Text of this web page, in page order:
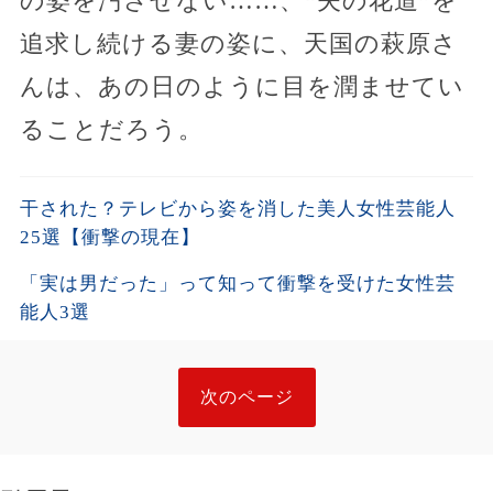
追求し続ける妻の姿に、天国の萩原さ
んは、あの日のように目を潤ませてい
ることだろう。
干された？テレビから姿を消した美人女性芸能人
25選【衝撃の現在】
「実は男だった」って知って衝撃を受けた女性芸
能人3選
次のページ